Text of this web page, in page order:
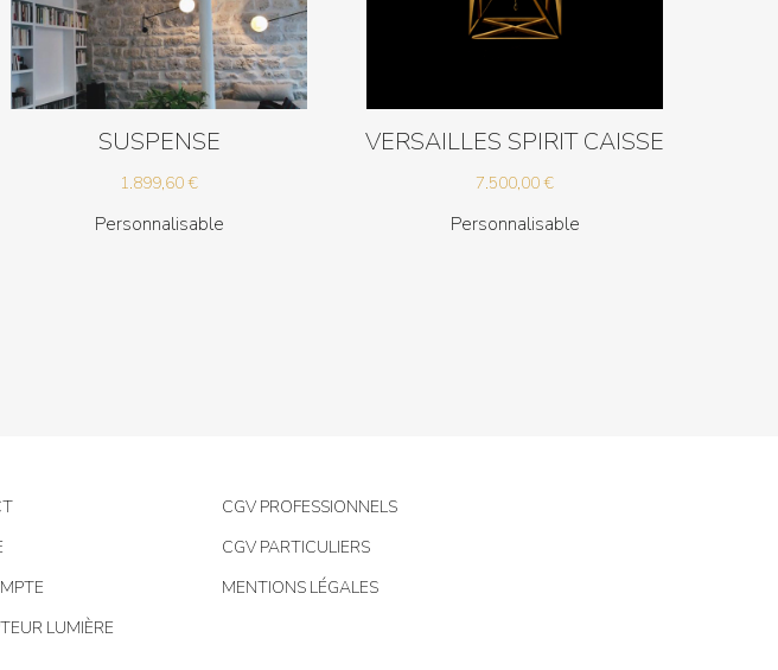
SUSPENSE
1.899,60€
Personnalisable
VERSAILLES SPIRIT CAISSE
7.500,00€
Personnalisable
CGV PROFESSIONNELS
CGV PARTICULIERS
MENTIONS LÉGALES
LUMIÈRE